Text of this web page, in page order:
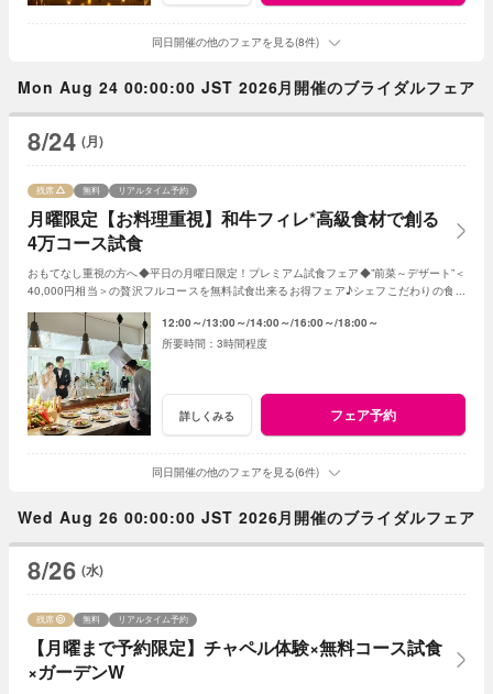
同日開催の他のフェアを見る(8件)
Mon Aug 24 00:00:00 JST 2026月開催のブライダルフェア
8/24 (月)
月曜限定【お料理重視】和牛フィレ*高級食材で創る
4万コース試食
残席 無料 リアルタイム予約
おもてなし重視の方へ◆平日の月曜日限定！プレミアム試食フェア◆”前菜～デザート”＜
40,000円相当＞の贅沢フルコースを無料試食出来るお得フェア♪シェフこだわりの食材
12:00～ 13:00～ 14:00～ 16:00～ 18:00～
3時間程度
詳しくみる フェア予約
同日開催の他のフェアを見る(6件)
Wed Aug 26 00:00:00 JST 2026月開催のブライダルフェア
8/26 (水)
【月曜まで予約限定】チャペル体験×無料コース試食
×ガーデンW
残席 無料 リアルタイム予約